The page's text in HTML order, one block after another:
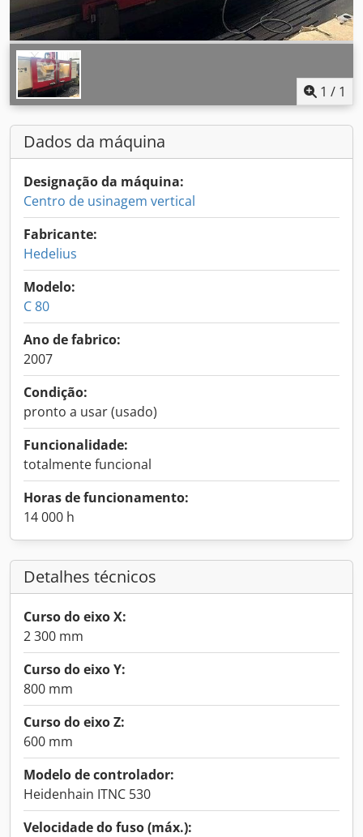
1 / 1
Dados da máquina
Designação da máquina:
Centro de usinagem vertical
Fabricante:
Hedelius
Modelo:
C 80
Ano de fabrico:
2007
Condição:
pronto a usar (usado)
Funcionalidade:
totalmente funcional
Horas de funcionamento:
14 000 h
Detalhes técnicos
Curso do eixo X:
2 300 mm
Curso do eixo Y:
800 mm
Curso do eixo Z:
600 mm
Modelo de controlador:
Heidenhain ITNC 530
Velocidade do fuso (máx.):